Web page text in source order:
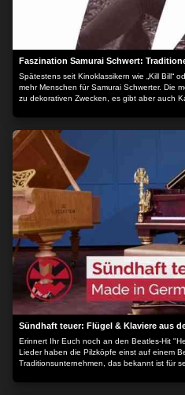
Faszination Samurai Schwert:
Spätestens seit Kinoklassikern wie „Kill Bill“
mehr Menschen für Samurai Schwerter. Die
zu dekorativen Zwecken, es gibt aber auch
Faszination aus...
Sündhaft teuer: Flügel & Klaviere aus
Erinnert Ihr Euch noch an den Beatles-Hit
Lieder haben die Pilzköpfe einst auf einem
Traditionsunternehmen, das bekannt ist für
besuchen Europas größte Flügel-